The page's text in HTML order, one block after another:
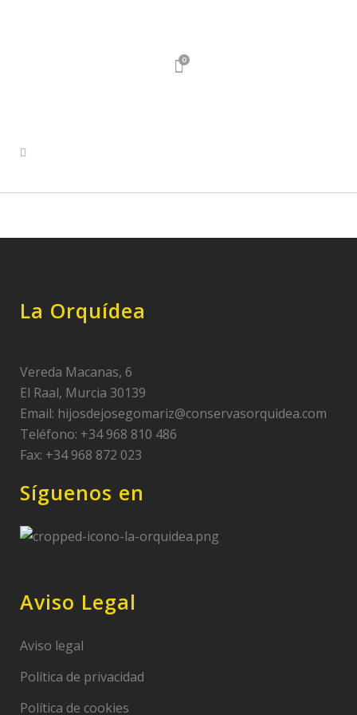
0
La Orquídea
Vereda Macanas, 6
El Raal, Murcia 30139
Email: hijosdejosegomariz@conservasorquidea.com
Teléfono: +34 968 810 486
Fax: +34 968 872 023
Síguenos en
Aviso Legal
Aviso legal
Política de privacidad
Política de cookies